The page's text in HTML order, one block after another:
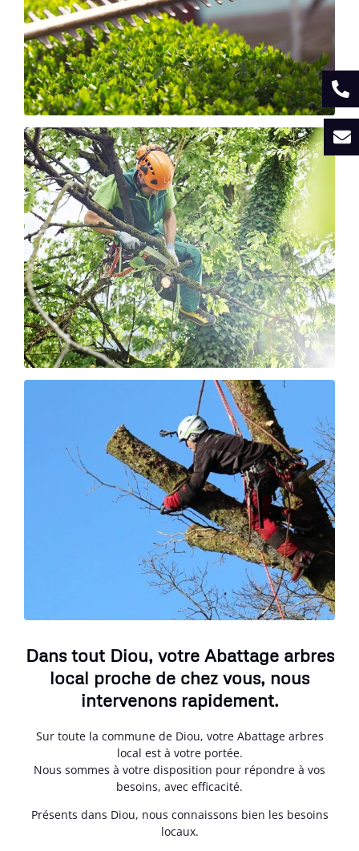
Dans tout Diou, votre Abattage arbres
local proche de chez vous, nous
intervenons rapidement.
Sur toute la commune de Diou, votre Abattage arbres
local est à votre portée.
Nous sommes à votre disposition pour répondre à vos
besoins, avec efficacité.
Présents dans Diou, nous connaissons bien les besoins
locaux.